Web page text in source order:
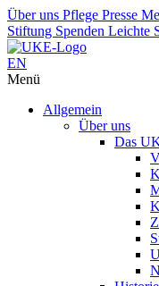
Über uns Pflege Presse
Stiftung Spenden Leichte
EN
Menü
Allgemein
Über uns
Das